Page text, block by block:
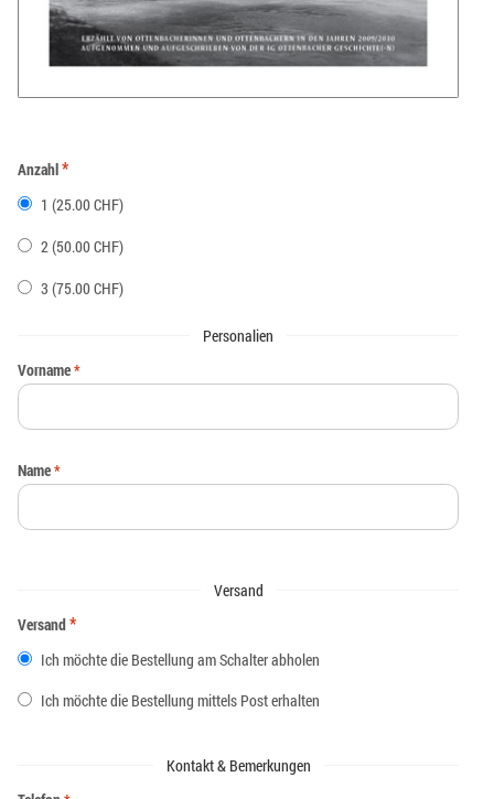
Anzahl*
1 (25.00 CHF)
2 (50.00 CHF)
3 (75.00 CHF)
Personalien
Vorname*
Name*
Versand
Versand*
Ich möchte die Bestellung am Schalter abholen
Ich möchte die Bestellung mittels Post erhalten
Kontakt & Bemerkungen